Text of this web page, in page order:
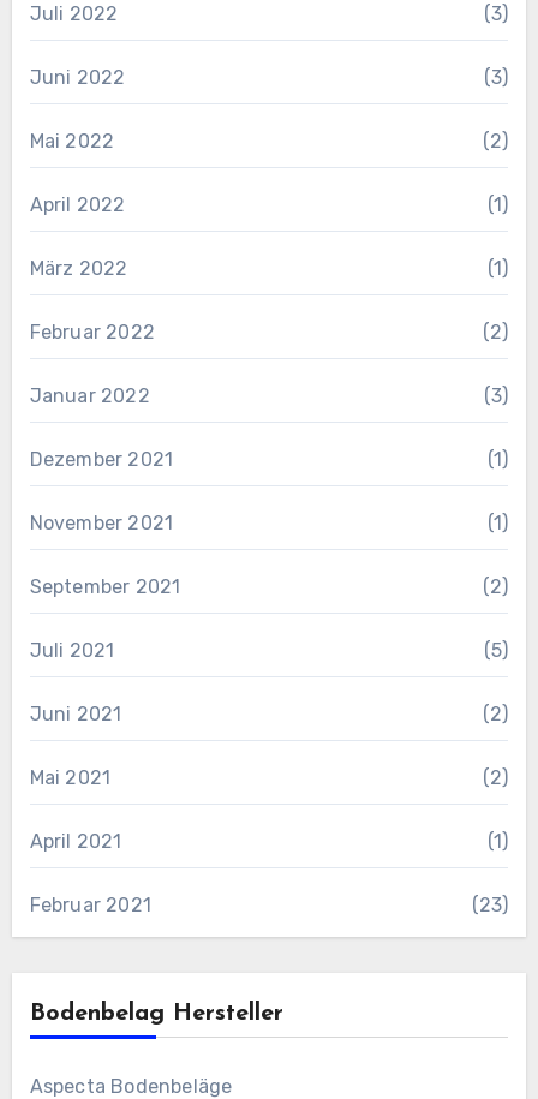
Juli 2022 (3)
Juni 2022 (3)
Mai 2022 (2)
April 2022 (1)
März 2022 (1)
Februar 2022 (2)
Januar 2022 (3)
Dezember 2021 (1)
November 2021 (1)
September 2021 (2)
Juli 2021 (5)
Juni 2021 (2)
Mai 2021 (2)
April 2021 (1)
Februar 2021 (23)
Bodenbelag Hersteller
Aspecta Bodenbeläge